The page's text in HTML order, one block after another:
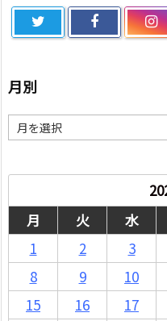
月別
別
月
火 水
1
2 3
8
9 10
15
16 17